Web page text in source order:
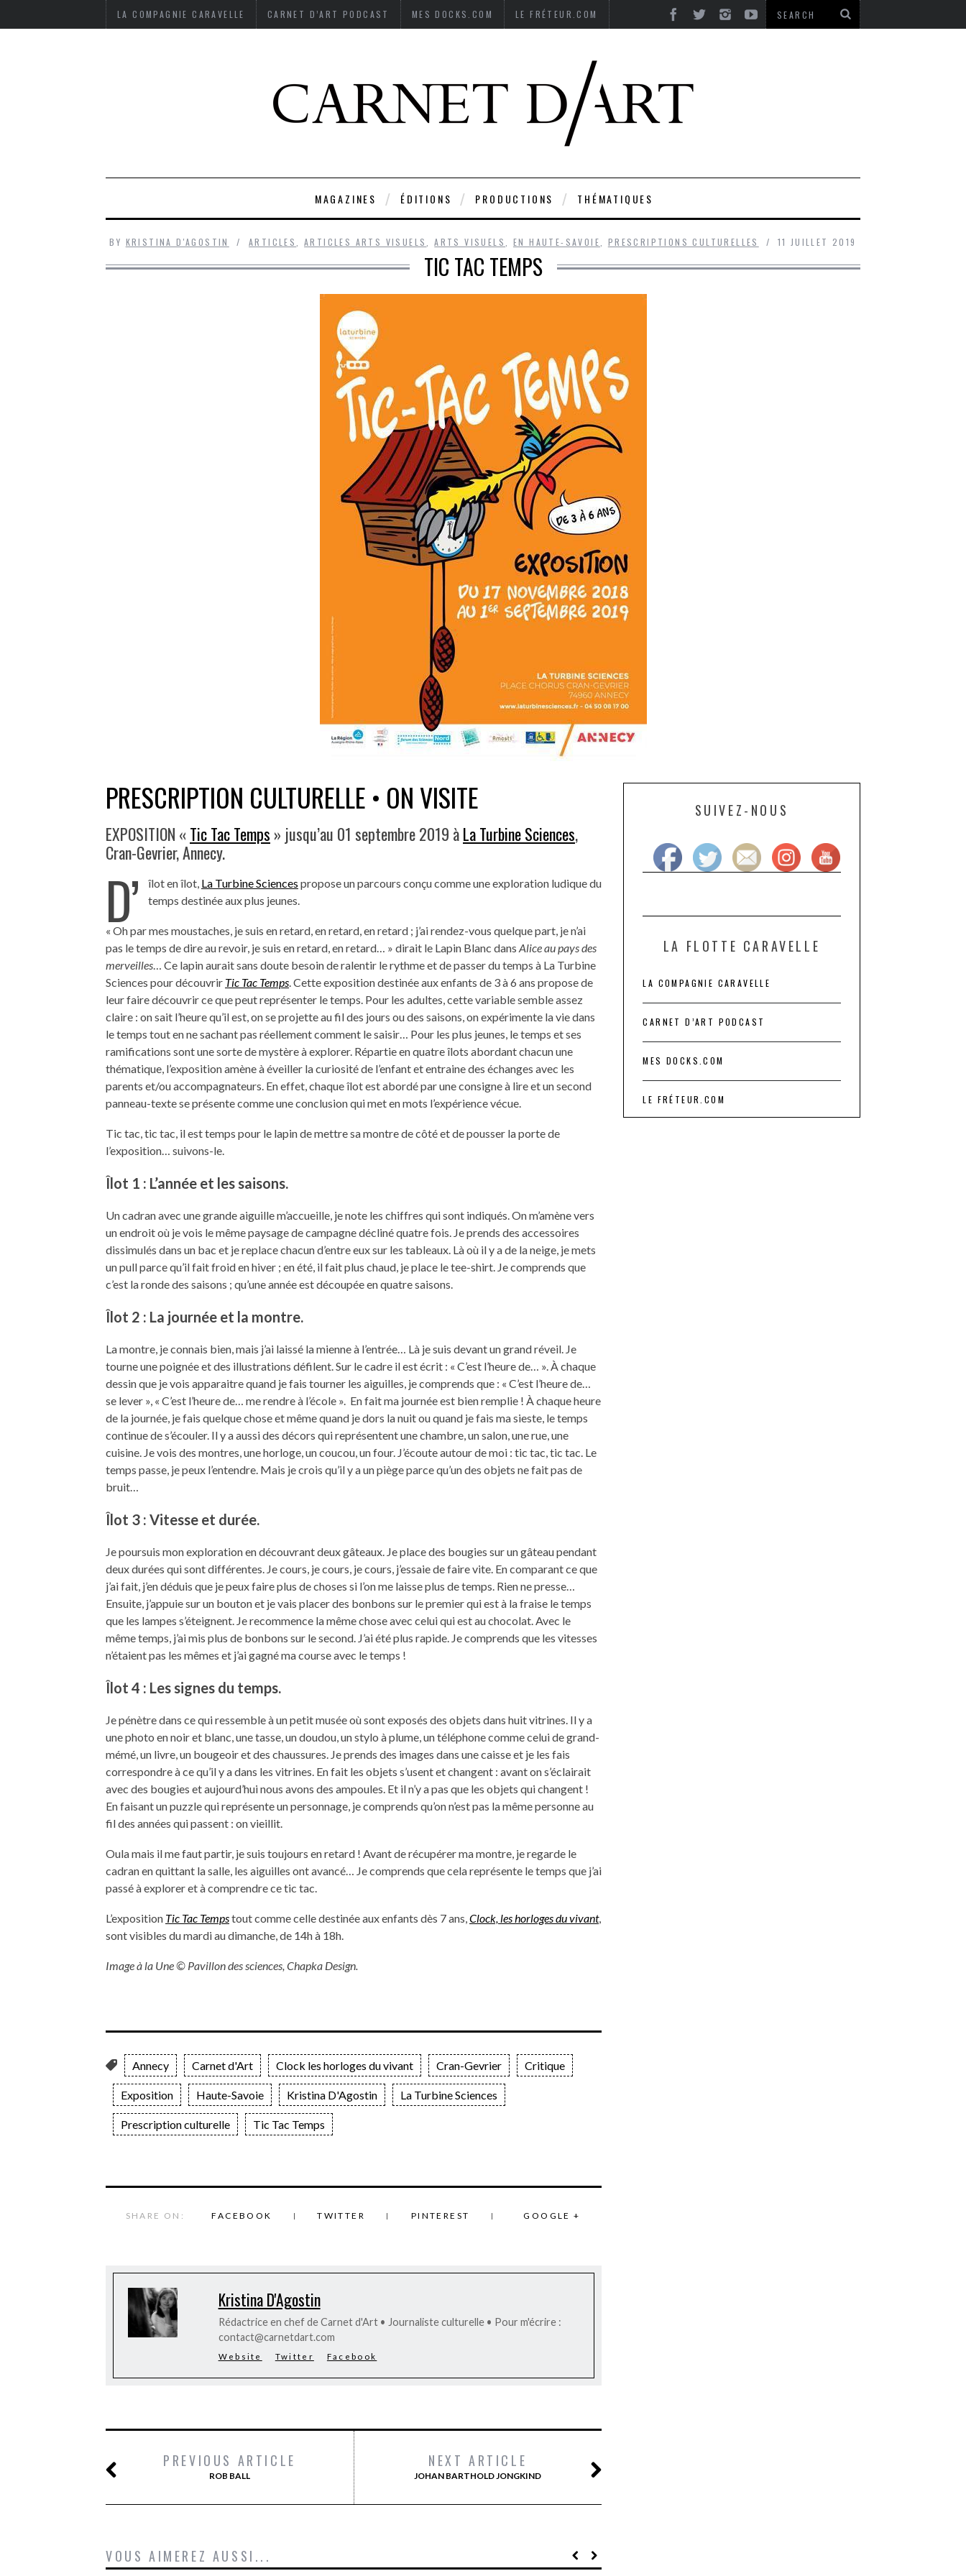
LA COMPAGNIE CARAVELLE CARNET D’ART PODCAST MES DOCKS.COM LE FRÉTEUR.COM
MAGAZINES ÉDITIONS PRODUCTIONS THÉMATIQUES
BY KRISTINA D'AGOSTIN ARTICLES ,ARTICLES ARTS VISUELS ,ARTS VISUELS EN HAUTE-SAVOIE PRESCRIPTIONS CULTURELLES 11 JUILLET 2019
TIC TAC TEMPS
PRESCRIPTION CULTURELLE • ON VISITE
EXPOSITION « Tic Tac Temps » jusqu’au 01 septembre 2019 àLa Turbine Sciences,
Cran-Gevrier, Annecy.
D’ îlot en îlot, La Turbine Sciences propose un parcours conçu comme une exploration ludique du
temps destinée aux plus jeunes.
« Oh par mes moustaches, je suis en retard, en retard, en retard ; j’ai rendez-vous quelque part, je n’ai
pas le temps de dire au revoir, je suis en retard, en retard… » dirait le Lapin Blanc dans Alice au pays des
merveilles… Ce lapin aurait sans doute besoin de ralentir le rythme et de passer du temps à La Turbine
Sciences pour découvrir Tic Tac Temps. Cette exposition destinée aux enfants de 3 à 6 ans propose de
leur faire découvrir ce que peut représenter le temps. Pour les adultes, cette variable semble assez
claire : on sait l’heure qu’il est, on se projette au fil des jours ou des saisons, on expérimente la vie dans
le temps tout en ne sachant pas réellement comment le saisir… Pour les plus jeunes, le temps et ses
ramifications sont une sorte de mystère à explorer. Répartie en quatre îlots abordant chacun une
thématique, l’exposition amène à éveiller la curiosité de l’enfant et entraine des échanges avec les
parents et/ou accompagnateurs. En effet, chaque îlot est abordé par une consigne à lire et un second
panneau-texte se présente comme une conclusion qui met en mots l’expérience vécue.
Tic tac, tic tac, il est temps pour le lapin de mettre sa montre de côté et de pousser la porte de
l’exposition… suivons-le.
Îlot 1 : L’année et les saisons.
Un cadran avec une grande aiguille m’accueille, je note les chiffres qui sont indiqués. On m’amène vers
un endroit où je vois le même paysage de campagne décliné quatre fois. Je prends des accessoires
dissimulés dans un bac et je replace chacun d’entre eux sur les tableaux. Là où il y a de la neige, je mets
un pull parce qu’il fait froid en hiver ; en été, il fait plus chaud, je place le tee-shirt. Je comprends que
c’est la ronde des saisons ; qu’une année est découpée en quatre saisons.
Îlot 2 : La journée et la montre.
La montre, je connais bien, mais j’ai laissé la mienne à l’entrée… Là je suis devant un grand réveil. Je
tourne une poignée et des illustrations défilent. Sur le cadre il est écrit : « C’est l’heure de… ». À chaque
dessin que je vois apparaitre quand je fais tourner les aiguilles, je comprends que : « C’est l’heure de…
se lever », « C’est l’heure de… me rendre à l’école ». En fait ma journée est bien remplie ! À chaque heure
de la journée, je fais quelque chose et même quand je dors la nuit ou quand je fais ma sieste, le temps
continue de s’écouler. Il y a aussi des décors qui représentent une chambre, un salon, une rue, une
cuisine. Je vois des montres, une horloge, un coucou, un four. J’écoute autour de moi : tic tac, tic tac. Le
temps passe, je peux l’entendre. Mais je crois qu’il y a un piège parce qu’un des objets ne fait pas de
bruit…
Îlot 3 : Vitesse et durée.
Je poursuis mon exploration en découvrant deux gâteaux. Je place des bougies sur un gâteau pendant
deux durées qui sont différentes. Je cours, je cours, je cours, j’essaie de faire vite. En comparant ce que
j’ai fait, j’en déduis que je peux faire plus de choses si l’on me laisse plus de temps. Rien ne presse…
Ensuite, j’appuie sur un bouton et je vais placer des bonbons sur le premier qui est à la fraise le temps
que les lampes s’éteignent. Je recommence la même chose avec celui qui est au chocolat. Avec le
même temps, j’ai mis plus de bonbons sur le second. J’ai été plus rapide. Je comprends que les vitesses
n’étaient pas les mêmes et j’ai gagné ma course avec le temps !
Îlot 4 : Les signes du temps.
Je pénètre dans ce qui ressemble à un petit musée où sont exposés des objets dans huit vitrines. Il y a
une photo en noir et blanc, une tasse, un doudou, un stylo à plume, un téléphone comme celui de grand-
mémé, un livre, un bougeoir et des chaussures. Je prends des images dans une caisse et je les fais
correspondre à ce qu’il y a dans les vitrines. En fait les objets s’usent et changent : avant on s’éclairait
avec des bougies et aujourd’hui nous avons des ampoules. Et il n’y a pas que les objets qui changent !
En faisant un puzzle qui représente un personnage, je comprends qu’on n’est pas la même personne au
fil des années qui passent : on vieillit.
Oula mais il me faut partir, je suis toujours en retard ! Avant de récupérer ma montre, je regarde le
cadran en quittant la salle, les aiguilles ont avancé… Je comprends que cela représente le temps que j’ai
passé à explorer et à comprendre ce tic tac.
L’exposition Tic Tac Tempstout comme celle destinée aux enfants dès 7 ans,Clock, les horloges du vivant,
sont visibles du mardi au dimanche, de 14h à 18h.
Image à la Une © Pavillon des sciences, Chapka Design.
Annecy Carnet d'Art Clock les horloges du vivant Cran-Gevrier Critique
Exposition Haute-Savoie Kristina D'Agostin La Turbine Sciences
Prescription culturelle Tic Tac Temps
SHARE ON: FACEBOOK TWITTER PINTEREST GOOGLE +
Kristina D'Agostin
Rédactrice en chef de Carnet d'Art • Journaliste culturelle • Pour m'écrire :
contact@carnetdart.com
Website Twitter Facebook
PREVIOUS ARTICLE
ROB BALL
NEXT ARTICLE
JOHAN BARTHOLD JONGKIND
VOUS AIMEREZ AUSSI...
SUIVEZ-NOUS
LA FLOTTE CARAVELLE
LA COMPAGNIE CARAVELLE
CARNET D’ART PODCAST
MES DOCKS.COM
LE FRÉTEUR.COM